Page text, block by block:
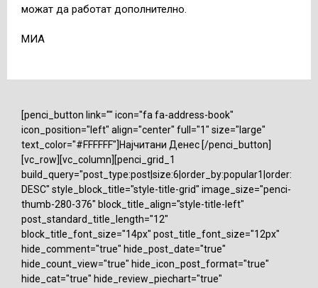
можат да работат дополнително.
МИА
[penci_button link="" icon="fa fa-address-book"
icon_position="left" align="center" full="1" size="large"
text_color="#FFFFFF"]Најчитани Денес [/penci_button]
[vc_row][vc_column][penci_grid_1
build_query="post_type:post|size:6|order_by:popular1|order:
DESC" style_block_title="style-title-grid" image_size="penci-
thumb-280-376" block_title_align="style-title-left"
post_standard_title_length="12"
block_title_font_size="14px" post_title_font_size="12px"
hide_comment="true" hide_post_date="true"
hide_count_view="true" hide_icon_post_format="true"
hide_cat="true" hide_review_piechart="true"